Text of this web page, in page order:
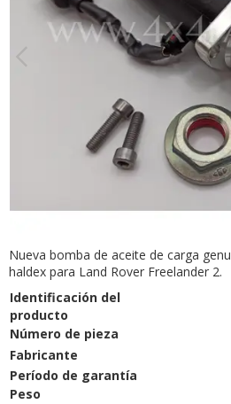
Nueva bomba de aceite de carga
haldex para Land Rover Freelander 2.
Identificación del
producto
Número de pieza
Fabricante
Período de garantía
Peso